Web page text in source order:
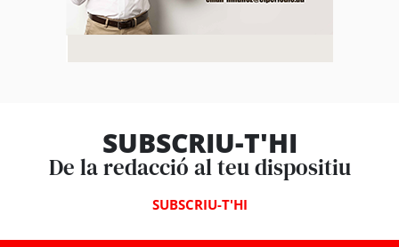
SUBSCRIU-T'HI
De la redacció al teu dispositiu
SUBSCRIU-T'HI